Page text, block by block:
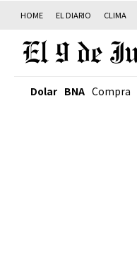
HOME EL DIARIO CLIMA
Dolar BNA Compra